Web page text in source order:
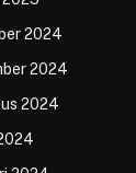
2024
2024
2024